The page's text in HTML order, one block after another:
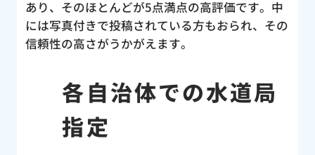
あり、そのほとんどが5点満点の高評価です。中
には写真付きで投稿されている方もおられ、その
信頼性の高さがうかがえます。
各自治体での水道局
指定